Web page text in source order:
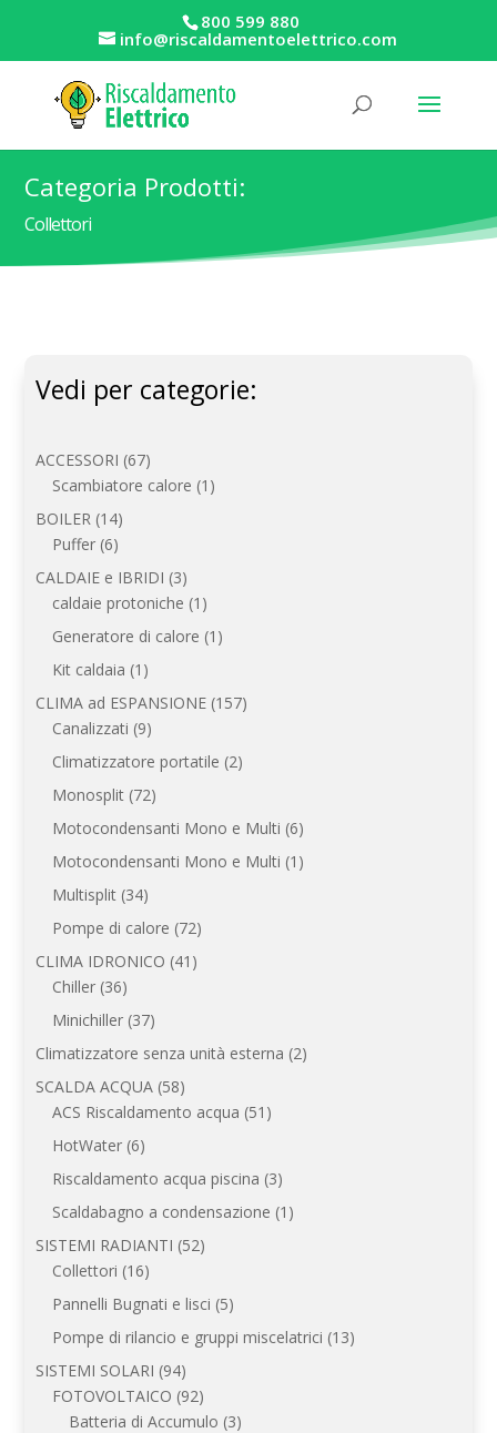
800 599 880
info@riscaldamentoelettrico.com
Categoria Prodotti:
Collettori
Vedi per categorie:
ACCESSORI 6767
prodotti
Scambiatore calore 1 1
BOILER 1414
prodotti
Puffer 66
prodotti
CALDAIE e IBRIDI 33
prodotti
caldaie protoniche 1 1
prodotto
Generatore di calore 1 1
Kit caldaia 1 1
prodotto
CLIMA ad ESPANSIONE 157157
Canalizzati 99
prodotti
Climatizzatore portatile 22
Monosplit 7272
prodotti
Motocondensanti Mono e Multi 66
prodotti
Motocondensanti Mono e Multi 1 1
Multisplit 3434
prodotti
Pompe di calore 7272
CLIMA IDRONICO 41 41
Chiller 3636
prodotti
Minichiller 3737
Climatizzatore senza unità esterna 22
SCALDA ACQUA 5858
prodotti
ACS Riscaldamento acqua 51 51
HotWater 66
prodotti
Riscaldamento acqua piscina 33
prodotti
Scaldabagno a condensazione 1 1
SISTEMI RADIANTI 5252
Collettori 1616
prodotti
Pannelli Bugnati e lisci 55
prodotti
Pompe di rilancio e gruppi miscelatrici 1313
SISTEMI SOLARI 9494
prodotti
FOTOVOLTAICO 9292
prodotti
Batteria di Accumulo 33